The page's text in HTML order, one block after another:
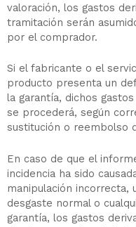
valoración, los gastos
tramitación serán
por el comprador.
Si el fabricante o el
producto presenta un
la garantía, dichos
se procederá, según
sustitución o reembolso
En caso de que el
incidencia ha sido
manipulación incorrecta,
desgaste normal o
garantía, los gastos